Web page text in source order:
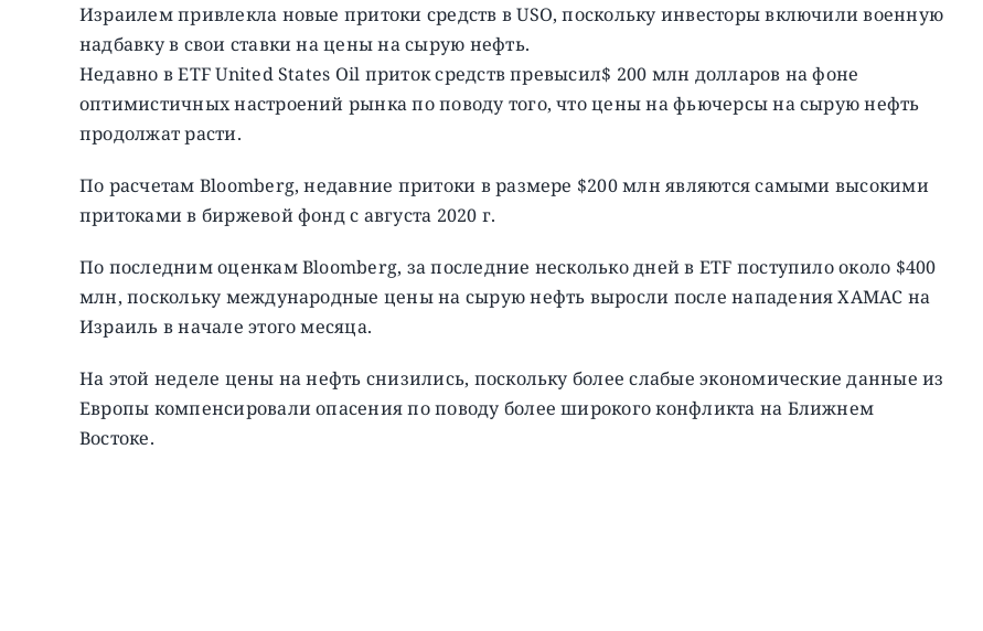
Израилем привлекла новые притоки средств в USO, поскольку инвесторы включили военную
надбавку в свои ставки на цены на сырую нефть.
Недавно в ETF United States Oil приток средств превысил$ 200 млн долларов на фоне
оптимистичных настроений рынка по поводу того, что цены на фьючерсы на сырую нефть
продолжат расти.
По расчетам Bloomberg, недавние притоки в размере $200 млн являются самыми высокими
притоками в биржевой фонд с августа 2020 г.
По последним оценкам Bloomberg, за последние несколько дней в ETF поступило около $400
млн, поскольку международные цены на сырую нефть выросли после нападения ХАМАС на
Израиль в начале этого месяца.
На этой неделе цены на нефть снизились, поскольку более слабые экономические данные из
Европы компенсировали опасения по поводу более широкого конфликта на Ближнем
Востоке.